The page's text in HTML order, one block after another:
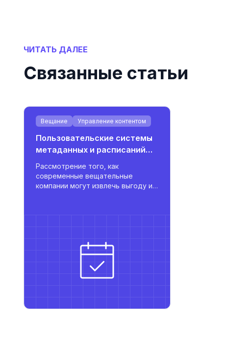
ЧИТАТЬ ДАЛЕЕ
Связанные статьи
Вещание Управление контентом
Пользовательские системы
метаданных и расписаний
для вещателей
Рассмотрение того, как
современные вещательные
компании могут извлечь выгоду из
мощными интеграциями.